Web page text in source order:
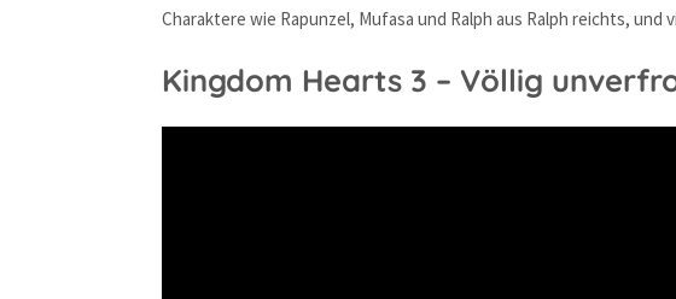
Charaktere wie Rapunzel, Mufasa und Ralph aus Ralph reichts, und
Kingdom Hearts 3 – Völlig